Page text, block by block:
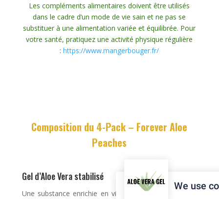
Les compléments alimentaires doivent être utilisés
dans le cadre d’un mode de vie sain et ne pas se
substituer à une alimentation variée et équilibrée. Pour
votre santé, pratiquez une activité physique régulière
:https://www.mangerbouger.fr/
Composition du 4-Pack – Forever Aloe
Peaches
Gel d’Aloe Vera stabilisé
Une substance enrichie en vitamine C, acides aminés
We use